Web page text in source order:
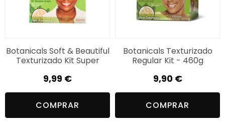
Botanicals Soft & Beautiful
Texturizado Kit Super
9,99 €
COMPRAR
Botanicals Texturizado
Regular Kit - 460g
9,90 €
COMPRAR